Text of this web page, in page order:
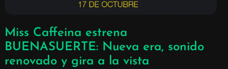
Miss Caffeina estrena
BUENASUERTE: Nueva era, sonido
renovado y gira a la vista